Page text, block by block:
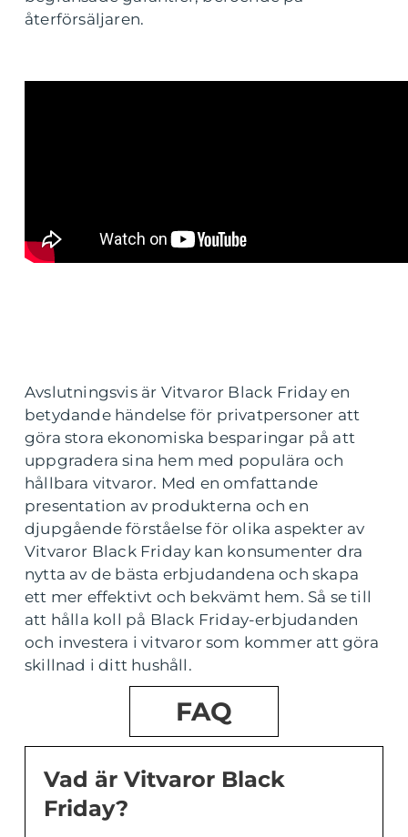
återförsäljaren.
Avslutningsvis är Vitvaror Black Friday en
betydande händelse för privatpersoner att
göra stora ekonomiska besparingar på att
uppgradera sina hem med populära och
hållbara vitvaror. Med en omfattande
presentation av produkterna och en
djupgående förståelse för olika aspekter av
Vitvaror Black Friday kan konsumenter dra
nytta av de bästa erbjudandena och skapa
ett mer effektivt och bekvämt hem. Så se till
att hålla koll på Black Friday-erbjudanden
och investera i vitvaror som kommer att göra
skillnad i ditt hushåll.
FAQ
Vad är Vitvaror Black
Friday?